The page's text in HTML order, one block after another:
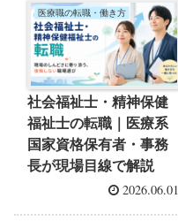
医療職の転職・働き方
社会福祉士・精神保健
福祉士の転職｜医療系
国家資格保有者・事務
長が現場目線で解説
2026.06.01